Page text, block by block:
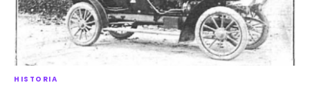
HISTORIA